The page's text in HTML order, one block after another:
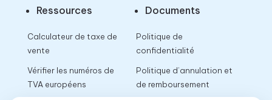
Ressources
Calculateur de taxe de
vente
Vérifier les numéros de
TVA européens
Documents
Politique de
confidentialité
Politique d’annulation et
de remboursement